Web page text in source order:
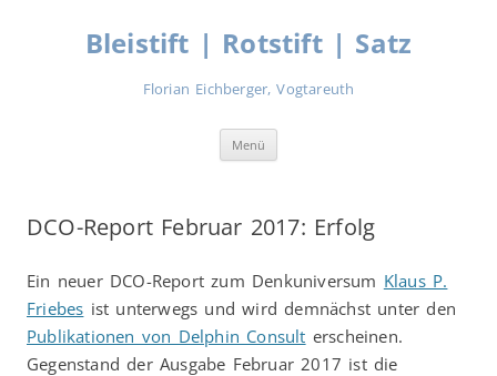
springenBleistift | Rotstift | Satz
Florian Eichberger, Vogtareuth
Menü
DCO-Report Februar 2017: Erfolg
Ein neuer DCO-Report zum Denkuniversum Klaus P.
Friebes ist unterwegs und wird demnächst unter den
Publikationen von Delphin Consult erscheinen.
Gegenstand der Ausgabe Februar 2017 ist die